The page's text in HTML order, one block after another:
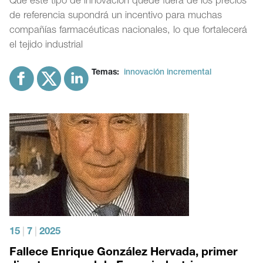
de referencia supondrá un incentivo para muchas
compañías farmacéuticas nacionales, lo que fortalecerá
el tejido industrial
Temas: innovación incremental
15 7 2025
Fallece Enrique González Hervada, primer